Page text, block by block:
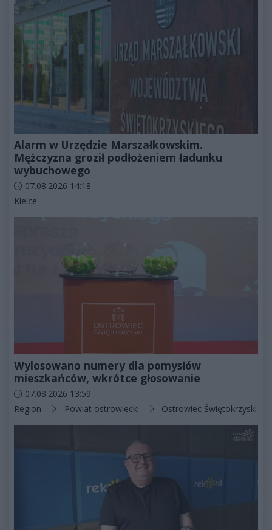
Alarm w Urzędzie Marszałkowskim.
Mężczyzna groził podłożeniem ładunku
wybuchowego
Data dodania artykułu:
07.08.2026 14:18
Kategorie artykułu:
Kielce
Wylosowano numery dla pomysłów
mieszkańców, wkrótce głosowanie
Data dodania artykułu:
07.08.2026 13:59
Kategorie artykułu:
Region Powiat ostrowiecki Ostrowiec Świętokrzyski